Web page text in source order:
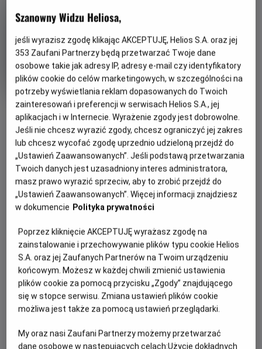
OBSERWUJ
Ród Smoka - premiera
pierwszego odcinka 3. Sezonu
w kinach Helios
Oryginalny
tytuł
Ród Smoka - premiera pierwszego odcinka
3. Sezonu w kinach Helios
Gatunek
Fantasy
Od 18 lat
Czas
trwania
145 min
REŻYSERIA
Geeta Vasant Patel, Loni
Peristere
OBSADA
James Norton, Gayle Rankin, Matt Smith, Olivia Cooke, Emma
D’Arcy, Steve Toussaint, Fabien Frankel, Ewan Mitchell, Tom
Glynn-Carney, Sonoya Mizuno, Rhys Ifans, Harry Collett,
Bethany Antonia, Phoebe Campbell, Phia Saban, Jefferson
Hall, Matthew Needham, Tom Bennett, Kieran Bew, Kurt
Egyiawan, Freddie Fox, Clinton Liberty, Abubakar Salim, Tom
Cullen, Tommy Flanagan, Dan Fogler, Joplin Sibtain, Barry
WIĘCEJ SZCZEGÓŁÓW
OPIS WYDARZENIA
Sieć kin Helios oraz HBO Max zapraszają na premierę
pierwszego odcinka trzeciego sezonu „Rodu smoka”.
Podczas pokazów widzowie zobaczą także ostatni
odcinek drugiego sezonu i przeniosą się do świata
Westeros - pełnego intryg, smoków i magii.
Serial opowiada o historii rodu Targaryenów i o zdarzeniach
dziejących się 200 lat przed czasami, w których osadzona
Serial powstał na podstawie książki George’a R.R. Martina
Szanowny Widzu Heliosa,
jeśli wyrazisz zgodę klikając AKCEPTUJĘ, Helios S.A. oraz jej
353 Zaufani Partnerzy będą przetwarzać Twoje dane
osobowe takie jak adresy IP, adresy e-mail czy identyfikatory
plików cookie do celów marketingowych, w szczególności na
potrzeby wyświetlania reklam dopasowanych do Twoich
zainteresowań i preferencji w serwisach Helios S.A., jej
aplikacjach i w Internecie. Wyrażenie zgody jest dobrowolne.
Jeśli nie chcesz wyrazić zgody, chcesz ograniczyć jej zakres
lub chcesz wycofać zgodę uprzednio udzieloną przejdź do
„Ustawień Zaawansowanych”. Jeśli podstawą przetwarzania
Twoich danych jest uzasadniony interes administratora,
masz prawo wyrazić sprzeciw, aby to zrobić przejdź do
„Ustawień Zaawansowanych”. Więcej informacji znajdziesz
w dokumencie Polityka prywatności
Poprzez kliknięcie AKCEPTUJĘ wyrażasz zgodę na
zainstalowanie i przechowywanie plików typu cookie Helios
S.A. oraz jej Zaufanych Partnerów na Twoim urządzeniu
końcowym. Możesz w każdej chwili zmienić ustawienia
plików cookie za pomocą przycisku „Zgody” znajdującego
się w stopce serwisu. Zmiana ustawień plików cookie
możliwa jest także za pomocą ustawień przeglądarki.
My oraz nasi Zaufani Partnerzy możemy przetwarzać
dane osobowe w następujących celach:Użycie dokładnych